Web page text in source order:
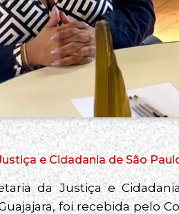
e Cidadania de São
da Justiça e
foi recebida pelo